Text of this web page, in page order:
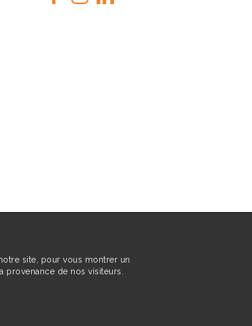
site, pour vous montrer un
de nos visiteurs.